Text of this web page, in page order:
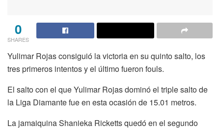
0
SHARES
Yulimar Rojas consiguió la victoria en su quinto salto, los
tres primeros intentos y el último fueron fouls.
El salto con el que Yulimar Rojas dominó el triple salto de
la Liga Diamante fue en esta ocasión de 15.01 metros.
La jamaiquina Shanieka Ricketts quedó en el segundo